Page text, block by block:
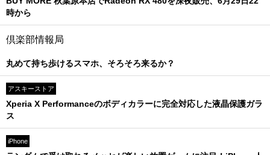
時から
倶楽部情報局
丸めて持ち歩けるスマホ、そろそろ来るか？
アスキーストア
Xperia X Performanceのボディカラーに完全対応した液晶保護ガラ
ス
iPhone